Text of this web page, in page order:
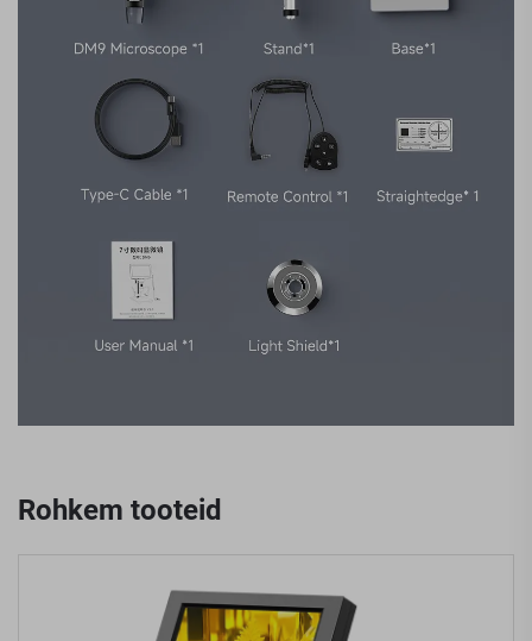
Rohkem tooteid